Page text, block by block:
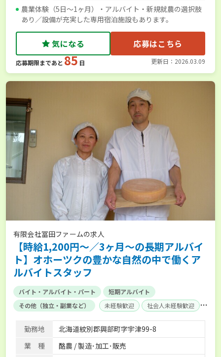
農業体験（5日～1ヶ月）・アルバイト・新規就農の選択肢
あり／設備が充実した専用宿泊施設もあります。
気になる 応募はこちら
応募期限まであと 85 日 更新日：2026.03.09
有限会社冨田ファームの求人
【時給1,200円～／3ヶ月～の長期アルバイ
ト】オホーツクの豊かな自然の中で働くア
ルバイトスタッフ
バイト・アルバイト・パート
短期アルバイト
その他（独立・副業など）
未経験歓迎
社会人未経験歓迎
食事補助あり 賞与実績あり
経験者優遇
社会保険完備
単身寮あり 世帯寮あり
勤務地
北海道紋別郡興部町字宇津99-8
業 種
酪農 / 製造･加工･販売